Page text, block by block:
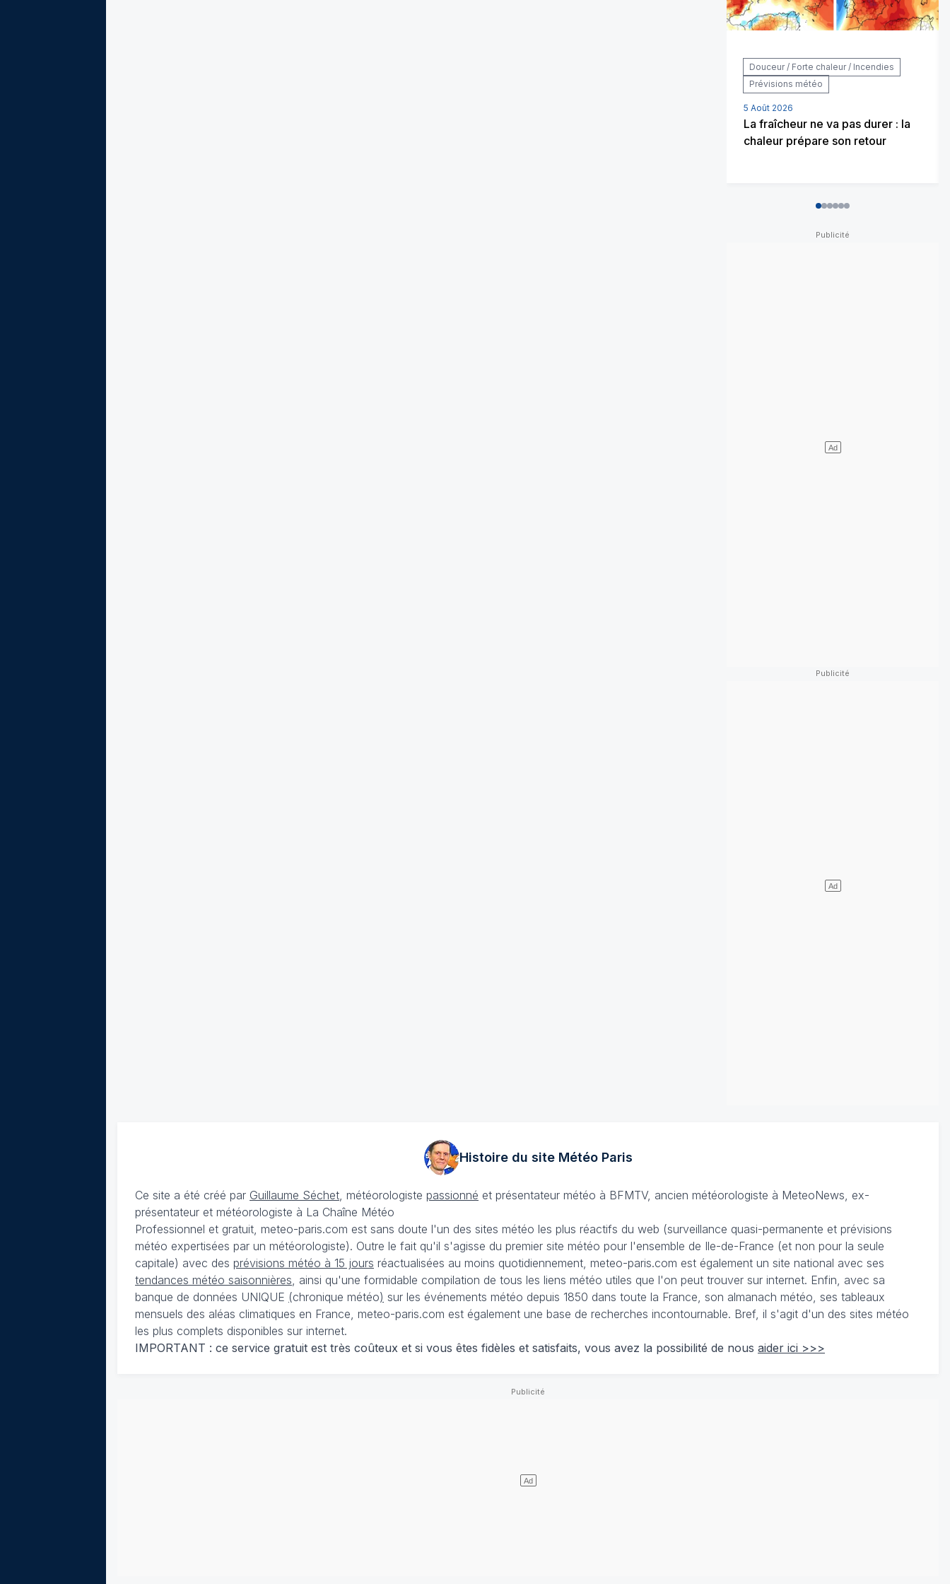
Douceur / Forte chaleur / Incendies
Prévisions météo
5 Août 2026
La fraîcheur ne va pas durer : la
chaleur prépare son retour
012345
Histoire du site MétéoParis
Ce site a été créé par Guillaume Séchet , météorologiste passionné et présentateur météo à BFMTV, ancien météorologiste à MeteoNews, ex-
présentateur et météorologiste à La Chaîne Météo
Professionnel et gratuit, meteo-paris.com est sans doute l'un des sites météo les plus réactifs du web (surveillance quasi-permanente et prévisions
météo expertisées par un météorologiste). Outre le fait qu'il s'agisse du premier site météo pour l'ensemble de Ile-de-France (et non pour la seule
capitale) avec des prévisions météo à 15 jours réactualisées au moins quotidiennement, meteo-paris.com est également un site national avec ses
tendances météo saisonnières , ainsi qu'une formidable compilation de tous les liens météo utiles que l'on peut trouver sur internet. Enfin, avec sa
banque de données UNIQUE (chronique météo) sur les événements météo depuis 1850 dans toute la France, son almanach météo, ses tableaux
mensuels des aléas climatiques en France, meteo-paris.com est également une base de recherches incontournable. Bref, il s'agit d'un des sites météo
les plus complets disponibles sur internet.
IMPORTANT : ce service gratuit est très coûteux et si vous êtes fidèles et satisfaits, vous avez la possibilité de nous aider ici >>>